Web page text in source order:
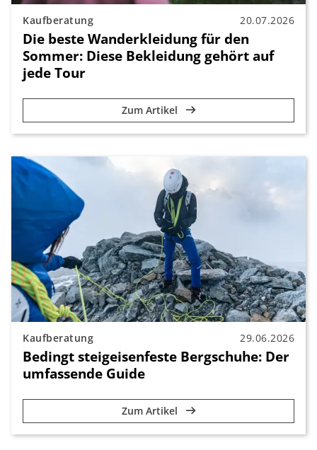
Kaufberatung 20.07.2026
Die beste Wanderkleidung für den
Sommer: Diese Bekleidung gehört auf
jede Tour
Zum Artikel
Kaufberatung 29.06.2026
Bedingt steigeisenfeste Bergschuhe: Der
umfassende Guide
Zum Artikel